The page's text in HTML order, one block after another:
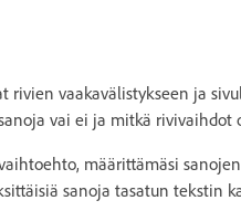
rivien vaakavälistykseen ja
vai ei ja mitkä rivivaihdot
määrittämäsi
sanoja tasatun tekstin